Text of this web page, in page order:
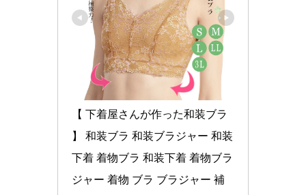
【 下着屋さんが作った和装ブラ
】 和装ブラ 和装ブラジャー 和装
下着 着物ブラ 和装下着 着物ブラ
ジャー 着物 ブラ ブラジャー 補